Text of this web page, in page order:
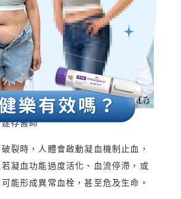
存醫師
裂時，人體會啟動凝血機制止血，
凝血功能過度活化、血流停滯，或
能形成異常血栓，甚至危及生命。